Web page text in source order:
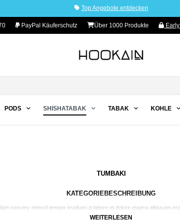
Top Angebote entdecken
PayPal Käuferschutz Über 1000 Produkte
PODS SHISHATABAK TABAK KOHLE
TUMBAKI
KATEGORIEBESCHREIBUNG
nonumy eirmod tempor invidunt ut labore et dolore magna aliquyam
WEITERLESEN